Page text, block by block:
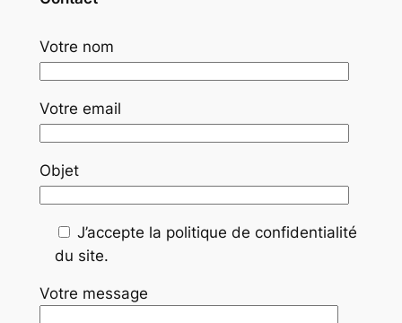
Votre nom
Votre email
Objet
J’accepte la politique de confidentialité
du site.
Votre message